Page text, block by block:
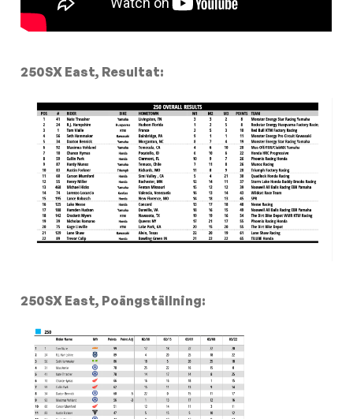
250SX East, Resultat:
250SX East, Poängställning: